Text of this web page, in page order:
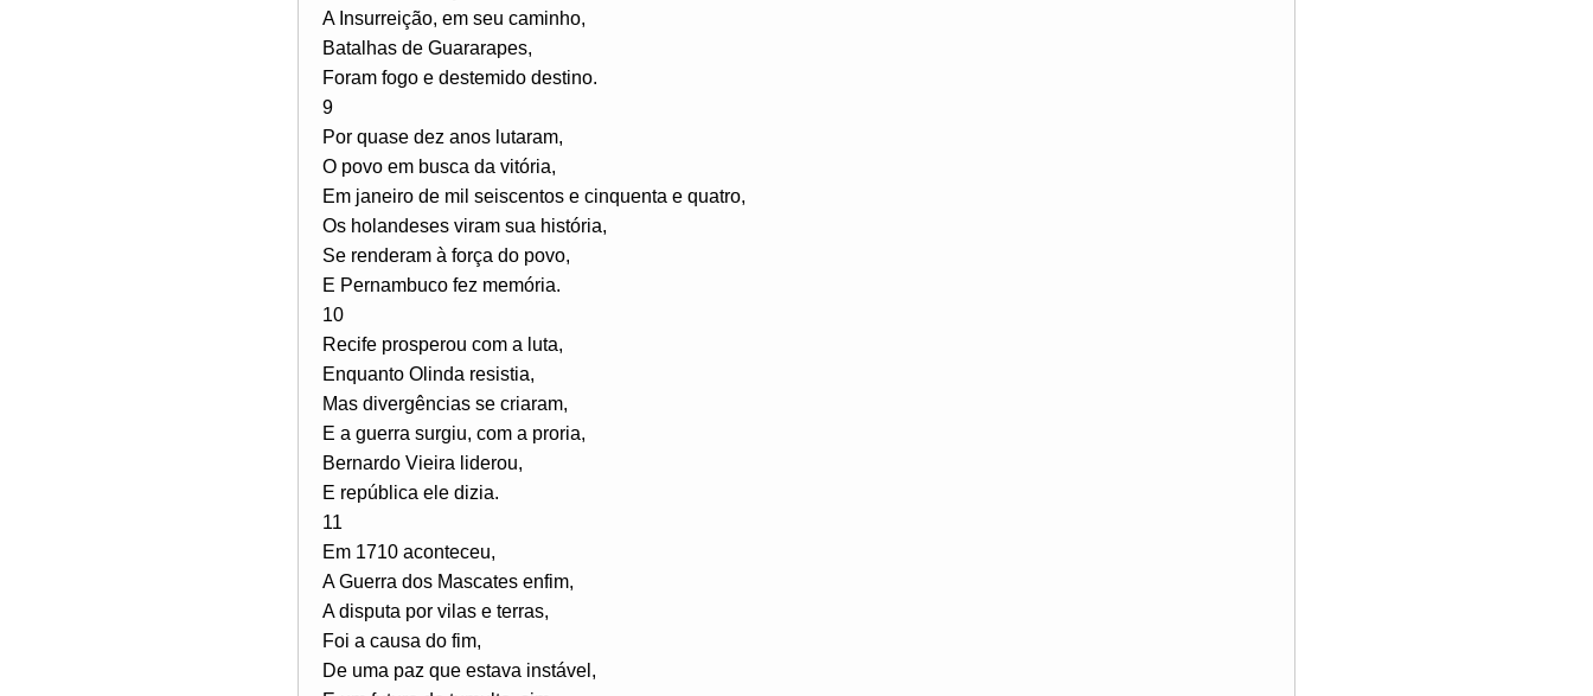
A Insurreição, em seu caminho,
Batalhas de Guararapes,
Foram fogo e destemido destino.
9
Por quase dez anos lutaram,
O povo em busca da vitória,
Em janeiro de mil seiscentos e cinquenta e quatro,
Os holandeses viram sua história,
Se renderam à força do povo,
E Pernambuco fez memória.
10
Recife prosperou com a luta,
Enquanto Olinda resistia,
Mas divergências se criaram,
E a guerra surgiu, com a proria,
Bernardo Vieira liderou,
E república ele dizia.
11
Em 1710 aconteceu,
A Guerra dos Mascates enfim,
A disputa por vilas e terras,
Foi a causa do fim,
De uma paz que estava instável,